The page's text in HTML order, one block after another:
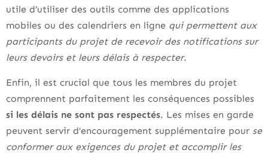
utile d’utiliser des outils comme des applications
mobiles ou des calendriers en ligne qui permettent aux
participants du projet de recevoir des notifications sur
leurs devoirs et leurs délais à respecter.
Enfin, il est crucial que tous les membres du projet
comprennent parfaitement les conséquences possibles
si les délais ne sont pas respectés. Les mises en garde
peuvent servir d’encouragement supplémentaire pour se
conformer aux exigences du projet et accomplir les